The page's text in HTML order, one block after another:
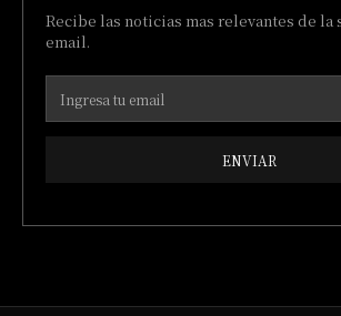
Recibe las noticias mas relevantes de la
email.
ENVIAR